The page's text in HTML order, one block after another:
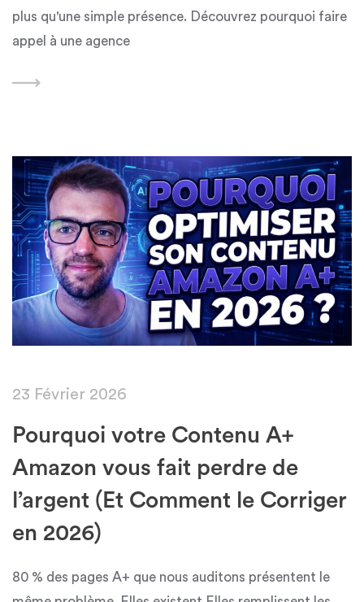
plus qu'une simple présence. Découvrez pourquoi faire
appel à une agence
Featured
23 Février 2026
Pourquoi votre Contenu A+
Amazon vous fait perdre de
l’argent (Et Comment le Corriger
en 2026)
80 % des pages A+ que nous auditons présentent le